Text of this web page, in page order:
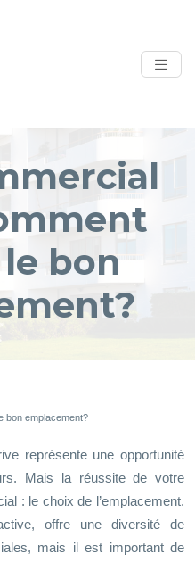
bon
bon emplacement?
représente une opportunité
Mais la réussite de votre
: le choix de l’emplacement.
offre une diversité de
mais il est important de